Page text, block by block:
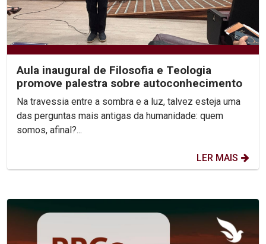
Aula inaugural de Filosofia e Teologia
promove palestra sobre autoconhecimento
Na travessia entre a sombra e a luz, talvez esteja uma
das perguntas mais antigas da humanidade: quem
somos, afinal?...
LER MAIS